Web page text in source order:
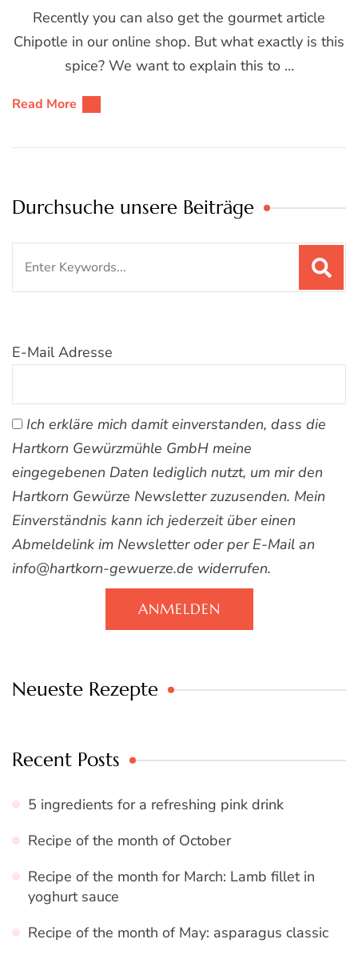
Recently you can also get the gourmet article
Chipotle in our online shop. But what exactly is this
spice? We want to explain this to …
Read More
Durchsuche unsere Beiträge
E-Mail Adresse
Ich erkläre mich damit einverstanden, dass die
Hartkorn Gewürzmühle GmbH meine
eingegebenen Daten lediglich nutzt, um mir den
Hartkorn Gewürze Newsletter zuzusenden. Mein
Einverständnis kann ich jederzeit über einen
Abmeldelink im Newsletter oder per E-Mail an
info@hartkorn-gewuerze.de widerrufen.
ANMELDEN
Neueste Rezepte
Recent Posts
5 ingredients for a refreshing pink drink
Recipe of the month of October
Recipe of the month for March: Lamb fillet in
yoghurt sauce
Recipe of the month of May: asparagus classic